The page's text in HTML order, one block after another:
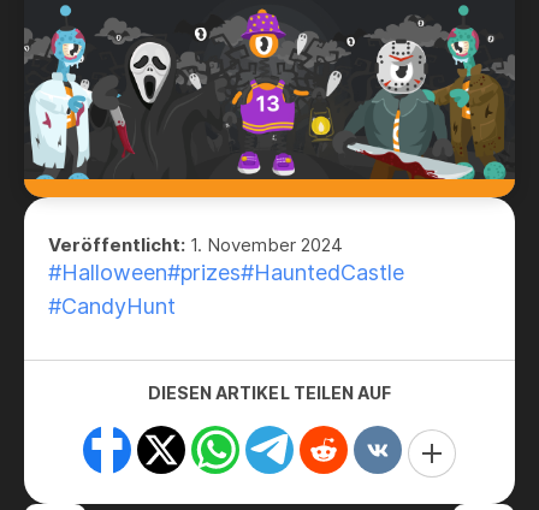
Veröffentlicht: 1. November 2024
#Halloween#prizes#HauntedCastle
#CandyHunt
DIESEN ARTIKEL TEILEN AUF